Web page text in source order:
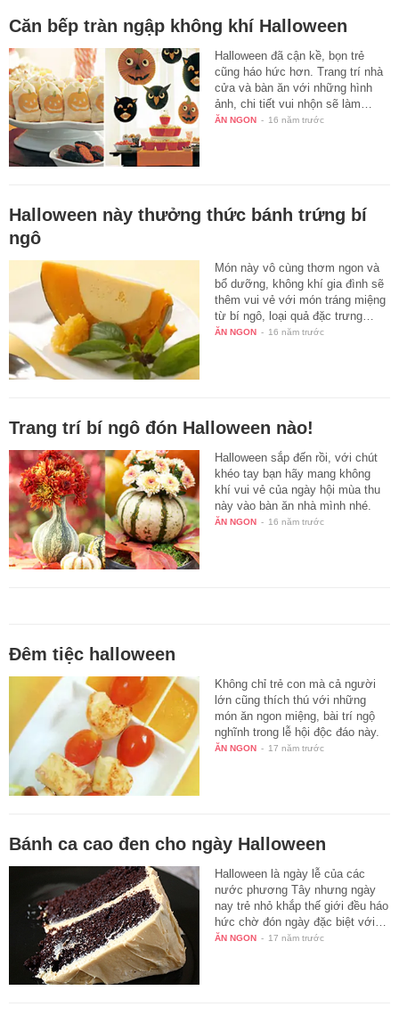
Căn bếp tràn ngập không khí Halloween
Halloween đã cận kề, bọn trẻ
cũng háo hức hơn. Trang trí nhà
cửa và bàn ăn với những hình
ảnh, chi tiết vui nhộn sẽ làm…
ĂN NGON - 16 năm trước
Halloween này thưởng thức bánh trứng bí
ngô
Món này vô cùng thơm ngon và
bổ dưỡng, không khí gia đình sẽ
thêm vui vẻ với món tráng miệng
từ bí ngô, loại quả đặc trưng…
ĂN NGON - 16 năm trước
Trang trí bí ngô đón Halloween nào!
Halloween sắp đến rồi, với chút
khéo tay bạn hãy mang không
khí vui vẻ của ngày hội mùa thu
này vào bàn ăn nhà mình nhé.
ĂN NGON - 16 năm trước
Đêm tiệc halloween
Không chỉ trẻ con mà cả người
lớn cũng thích thú với những
món ăn ngon miệng, bài trí ngộ
nghĩnh trong lễ hội độc đáo này.
ĂN NGON - 17 năm trước
Bánh ca cao đen cho ngày Halloween
Halloween là ngày lễ của các
nước phương Tây nhưng ngày
nay trẻ nhỏ khắp thế giới đều háo
hức chờ đón ngày đặc biệt với…
ĂN NGON - 17 năm trước